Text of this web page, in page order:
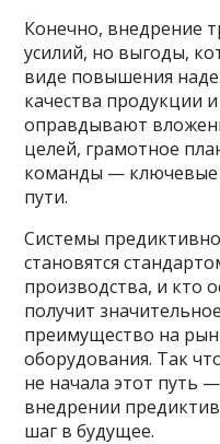
Конечно, внедрение
усилий, но выгоды,
виде повышения
качества продукции
оправдывают
целей, грамотное
команды — ключевые
пути.
Системы
становятся
производства, и кто
получит
преимущество на
оборудования. Так
не начала этот путь
внедрении
шаг в будущее.